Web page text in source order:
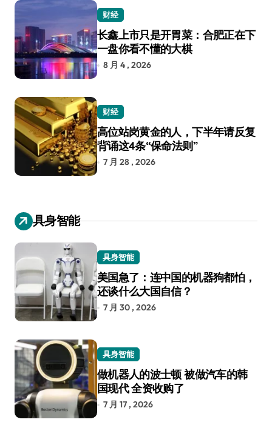
财经
长鑫上市只是开胃菜：合肥正在下
一盘你看不懂的大棋
8 月 4 , 2026
财经
高位站岗黄金的人，下半年请反复
背诵这4条“保命法则”
7 月 28 , 2026
具身智能
具身智能
美国急了：连中国的机器狗都怕，
还谈什么大国自信？
7 月 30 , 2026
具身智能
做机器人的波士顿 被做汽车的韩
国现代 全资收购了
7 月 17 , 2026